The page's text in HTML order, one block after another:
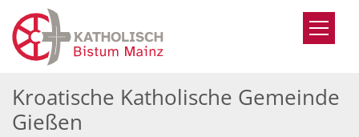
Zum Inhalt springen
Kroatische Katholische Gemeinde
Gießen